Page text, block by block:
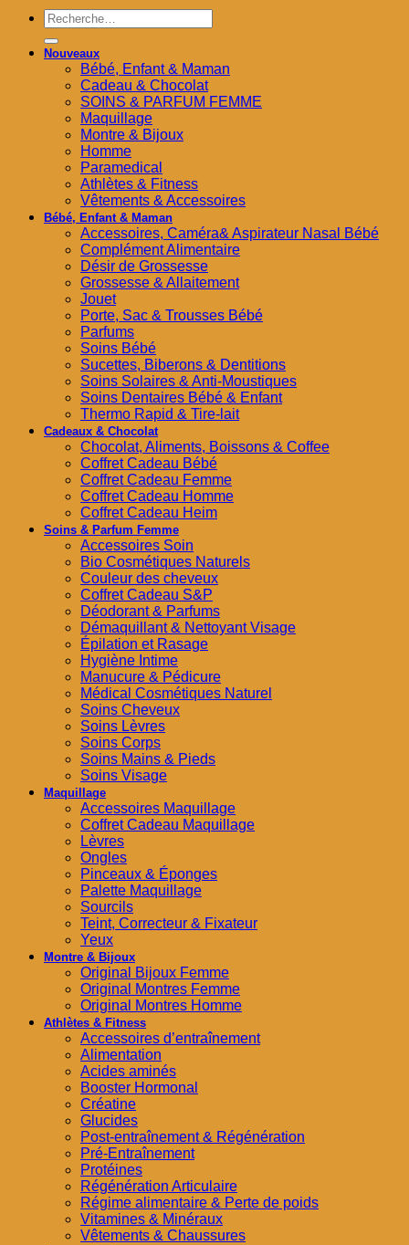
Recherche
pour :
Nouveaux
Bébé, Enfant & Maman
Cadeau & Chocolat
SOINS & PARFUM FEMME
Maquillage
Montre & Bijoux
Homme
Paramedical
Athlètes & Fitness
Vêtements & Accessoires
Bébé, Enfant & Maman
Accessoires, Caméra& Aspirateur Nasal Bébé
Complément Alimentaire
Désir de Grossesse
Grossesse & Allaitement
Jouet
Porte, Sac & Trousses Bébé
Parfums
Soins Bébé
Sucettes, Biberons & Dentitions
Soins Solaires & Anti-Moustiques
Soins Dentaires Bébé & Enfant
Thermo Rapid & Tire-lait
Cadeaux & Chocolat
Chocolat, Aliments, Boissons & Coffee
Coffret Cadeau Bébé
Coffret Cadeau Femme
Coffret Cadeau Homme
Coffret Cadeau Heim
Soins & Parfum Femme
Accessoires Soin
Bio Cosmétiques Naturels
Couleur des cheveux
Coffret Cadeau S&P
Déodorant & Parfums
Démaquillant & Nettoyant Visage
Épilation et Rasage
Hygiène Intime
Manucure & Pédicure
Médical Cosmétiques Naturel
Soins Cheveux
Soins Lèvres
Soins Corps
Soins Mains & Pieds
Soins Visage
Maquillage
Accessoires Maquillage
Coffret Cadeau Maquillage
Lèvres
Ongles
Pinceaux & Éponges
Palette Maquillage
Sourcils
Teint, Correcteur & Fixateur
Yeux
Montre & Bijoux
Original Bijoux Femme
Original Montres Femme
Original Montres Homme
Athlètes & Fitness
Accessoires d’entraînement
Alimentation
Acides aminés
Booster Hormonal
Créatine
Glucides
Post-entraînement & Régénération
Pré-Entraînement
Protéines
Régénération Articulaire
Régime alimentaire & Perte de poids
Vitamines & Minéraux
Vêtements & Chaussures